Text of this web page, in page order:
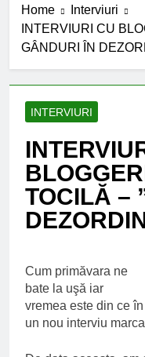
Home
Interviuri
INTERVIURI CU
GÂNDURI ÎN
INTERVIURI
TOCILĂ –
Cum primăvara ne
bate la uşă iar
vremea este din ce
un nou interviu marca